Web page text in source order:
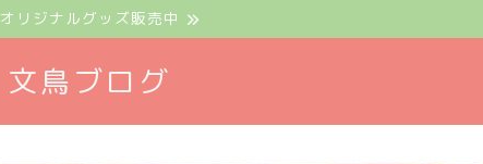
オリジナルグッズ販売中
文鳥ブログ